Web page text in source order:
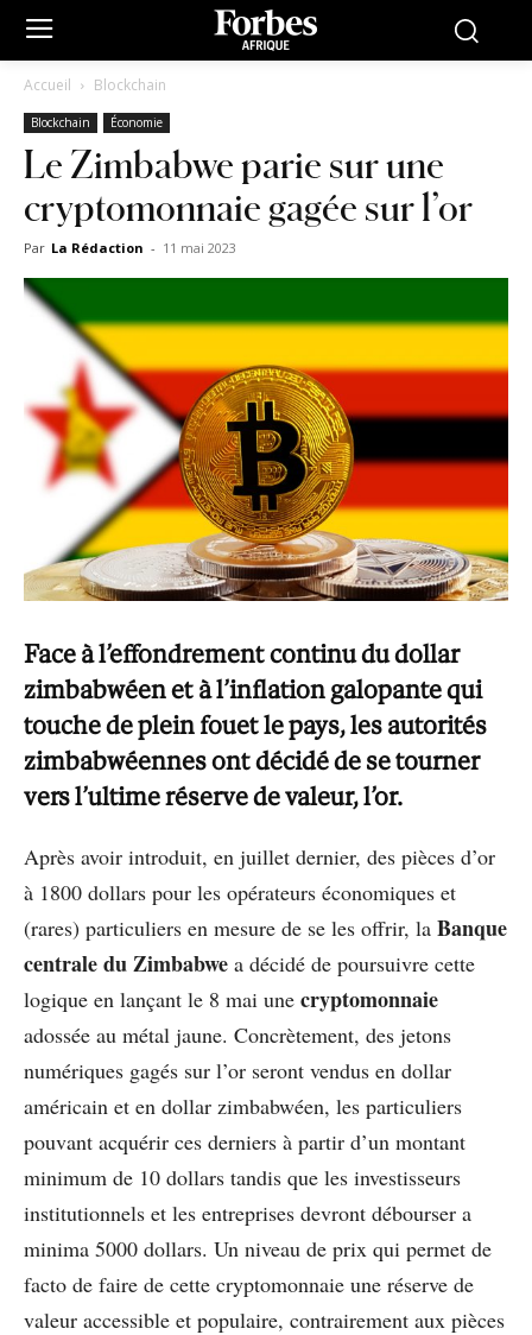
Accueil Blockchain
Blockchain Économie
Le Zimbabwe parie sur une
cryptomonnaie gagée sur l’or
Par La Rédaction - 11 mai 2023
Face à l’effondrement continu du dollar
zimbabwéen et à l’inflation galopante qui
touche de plein fouet le pays, les autorités
zimbabwéennes ont décidé de se tourner
vers l’ultime réserve de valeur, l’or.
Après avoir introduit, en juillet dernier, des pièces d’or
à 1800 dollars pour les opérateurs économiques et
(rares) particuliers en mesure de se les offrir, la Banque
centrale du Zimbabwe a décidé de poursuivre cette
logique en lançant le 8 mai une cryptomonnaie
adossée au métal jaune. Concrètement, des jetons
numériques gagés sur l’or seront vendus en dollar
américain et en dollar zimbabwéen, les particuliers
pouvant acquérir ces derniers à partir d’un montant
minimum de 10 dollars tandis que les investisseurs
institutionnels et les entreprises devront débourser a
minima 5000 dollars. Un niveau de prix qui permet de
facto de faire de cette cryptomonnaie une réserve de
valeur accessible et populaire, contrairement aux pièces